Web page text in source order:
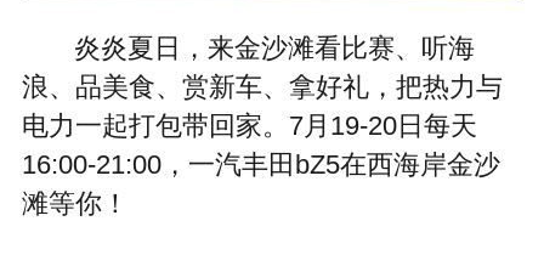
炎炎夏日，来金沙滩看比赛、听海
浪、品美食、赏新车、拿好礼，把热力与
电力一起打包带回家。7月19-20日每天
16:00-21:00，一汽丰田bZ5在西海岸金沙
滩等你！